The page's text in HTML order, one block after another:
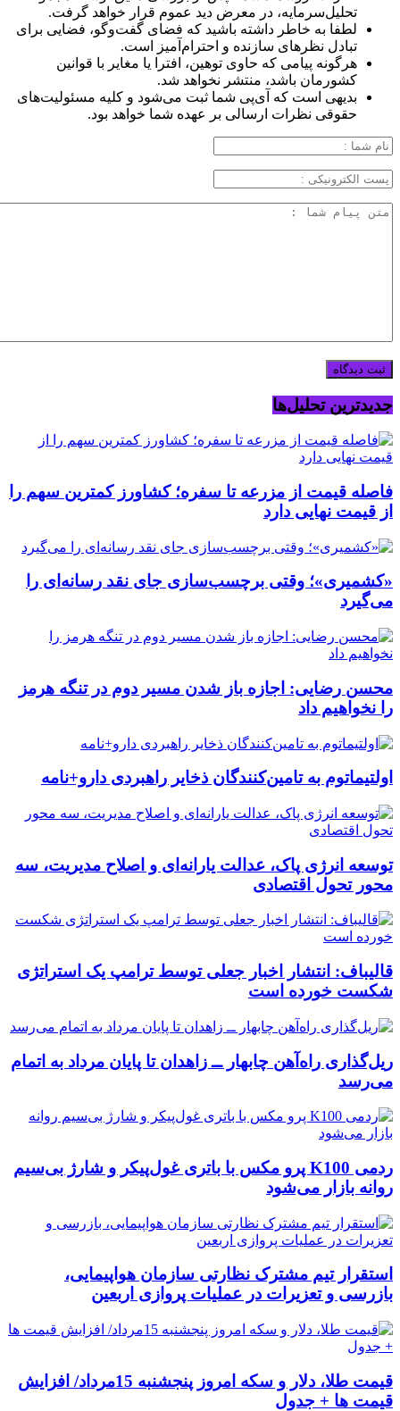
تحلیل‌سرمایه، در معرض دید عموم قرار خواهد گرفت.
لطفا به خاطر داشته باشید که فضای گفت‌وگو، فضایی برای
تبادل نظرهای سازنده و احترام‌آمیز است.
هرگونه پیامی که حاوی توهین، افترا یا مغایر با قوانین
کشورمان باشد، منتشر نخواهد شد.
بدیهی است که آی‌پی شما ثبت می‌شود و کلیه مسئولیت‌های
حقوقی نظرات ارسالی بر عهده شما خواهد بود.
جدیدترین تحلیل‌ها
فاصله قیمت از مزرعه تا سفره؛ کشاورز کمترین سهم را
از قیمت نهایی دارد
«کشمیری»؛ وقتی برچسب‌سازی جای نقد رسانه‌ای را
می‌گیرد
محسن رضایی: اجازه باز شدن مسیر دوم در تنگه هرمز
را نخواهیم داد
اولتیماتوم به تامین‌کنندگان ذخایر راهبردی دارو+نامه
توسعه انرژی پاک، عدالت یارانه‌ای و اصلاح مدیریت، سه
محور تحول اقتصادی
قالیباف: انتشار اخبار جعلی توسط ترامپ یک استراتژی
شکست خورده است
ریل‌گذاری راه‌آهن چابهار ــ زاهدان تا پایان مرداد به اتمام
می‌رسد
ردمی K100 پرو مکس با باتری غول‌پیکر و شارژ بی‌سیم
روانه بازار می‌شود
استقرار تیم مشترک نظارتی سازمان هواپیمایی،
بازرسی و تعزیرات در عملیات پروازی اربعین
قیمت طلا، دلار و سکه امروز پنجشنبه 15مرداد/ افزایش
قیمت ها + جدول